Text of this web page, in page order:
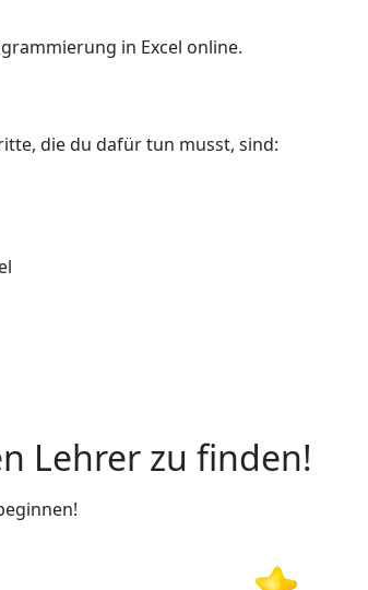
in Excel online.
die du dafür tun musst, sind:
Lehrer zu finden!